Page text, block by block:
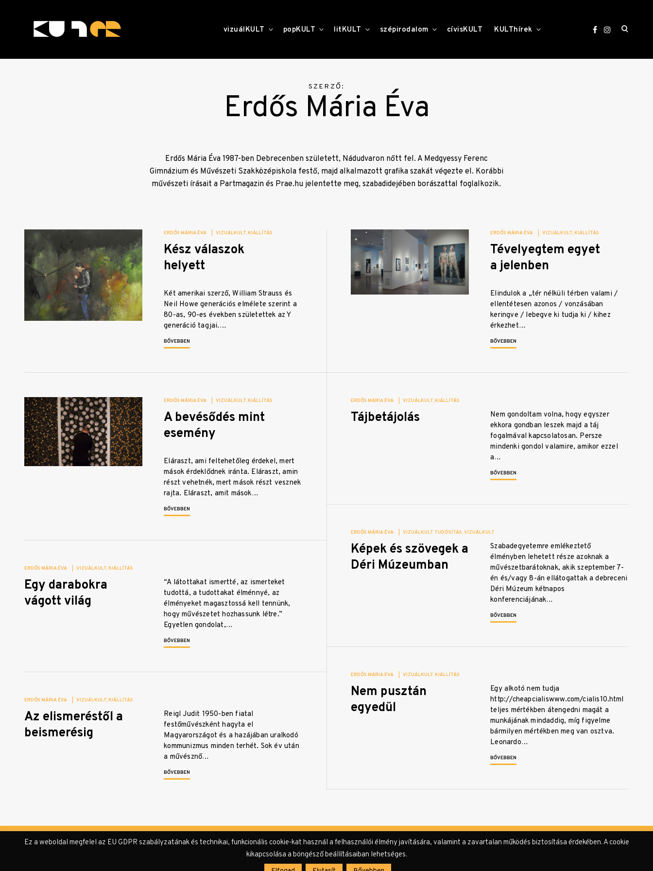
KULTer.hu
vizuálKULT toggle
child
popKULT toggle
child
litKULT toggle
child
szépirodalom toggle
childcívisKULT KULThírek
open
SZERZŐ:
Erdős Mária Éva
Erdős Mária Éva 1987-ben Debrecenben született, Nádudvaron nőtt fel. A Medgyessy Ferenc
Gimnázium és Művészeti Szakközépiskola festő, majd alkalmazott grafika szakát végezte el. Korábbi
művészeti írásait a Partmagazin és Prae.hu jelentette meg, szabadidejében borászattal foglalkozik.
ERDŐS MÁRIA ÉVA VIZUÁLKULT KIÁLLÍTÁS
Kész válaszok
helyett
Két amerikai szerző, William Strauss és
Neil Howe generációs elmélete szerint a
80-as, 90-es években születettek az Y
generáció tagjai.…
BŐVEBBEN
ERDŐS MÁRIA ÉVA VIZUÁLKULT KIÁLLÍTÁS
Tévelyegtem egyet
a jelenben
Elindulok a „tér nélküli térben valami /
ellentétesen azonos / vonzásában
keringve / lebegve ki tudja ki / kihez
érkezhet…
BŐVEBBEN
ERDŐS MÁRIA ÉVA VIZUÁLKULT KIÁLLÍTÁS
A bevésődés mint
esemény
Eláraszt, ami feltehetőleg érdekel, mert
mások érdeklődnek iránta. Eláraszt, amin
részt vehetnék, mert mások részt vesznek
rajta. Eláraszt, amit mások…
BŐVEBBEN
ERDŐS MÁRIA ÉVA VIZUÁLKULT KIÁLLÍTÁS
Tájbetájolás
Nem gondoltam volna, hogy egyszer
ekkora gondban leszek majd a táj
fogalmával kapcsolatosan. Persze
mindenki gondol valamire, amikor ezzel
a…
BŐVEBBEN
ERDŐS MÁRIA ÉVA VIZUÁLKULT TUDÓSÍTÁS VIZUÁLKULT
Képek és szövegek a
Déri Múzeumban
Szabadegyetemre emlékeztető
élményben lehetett része azoknak a
művészetbarátoknak, akik szeptember 7-
én és/vagy 8-án ellátogattak a debreceni
Déri Múzeum kétnapos
konferenciájának…
BŐVEBBEN
ERDŐS MÁRIA ÉVA VIZUÁLKULT KIÁLLÍTÁS
Egy darabokra
vágott világ
“A látottakat ismertté, az ismerteket
tudottá, a tudottakat élménnyé, az
élményeket magasztossá kell tennünk,
hogy művészetet hozhassunk létre.”
Egyetlen gondolat,…
BŐVEBBEN
ERDŐS MÁRIA ÉVA VIZUÁLKULT KIÁLLÍTÁS
Nem pusztán
egyedül
Egy alkotó nem tudja
http://cheapcialiswww.com/cialis10.html
teljes mértékben átengedni magát a
munkájának mindaddig, míg figyelme
bármilyen mértékben meg van osztva.
Leonardo…
BŐVEBBEN
ERDŐS MÁRIA ÉVA VIZUÁLKULT KIÁLLÍTÁS
Az elismeréstől a
beismerésig
Reigl Judit 1950-ben fiatal
festőművészként hagyta el
Magyarországot és a hazájában uralkodó
kommunizmus minden terhét. Sok év után
a művésznő…
BŐVEBBEN
Impresszum
Ez a weboldal megfelel az EU GDPR szabályzatának és technikai, funkcionális cookie-kat használ a felhasználói élmény javítására, valamint a zavartalan működés biztosítása érdekében. A cookie
kikapcsolása a böngésző beállításaiban lehetséges.